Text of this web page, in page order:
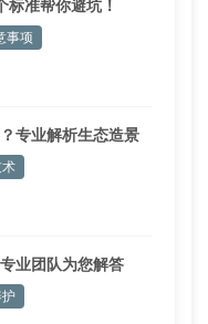
准帮你避坑！
事项
专业解析生态造景
业团队为您解答